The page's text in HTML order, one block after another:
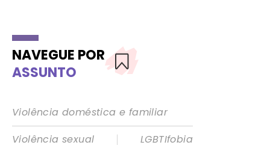
NAVEGUE POR
ASSUNTO
Violência doméstica e familiar
Violência sexual
|
LGBTIfobia